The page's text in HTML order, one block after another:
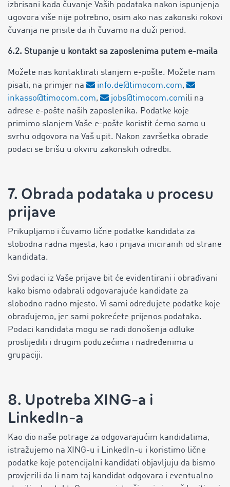
izbrisani kada čuvanje Vaših podataka nakon ispunjenja
ugovora više nije potrebno, osim ako nas zakonski rokovi
čuvanja ne prisile da ih čuvamo na duži period.
6.2. Stupanje u kontakt sa zaposlenima putem e-maila
Možete nas kontaktirati slanjem e-pošte. Možete nam
pisati, na primjer na
info.de@timocom.com,
inkasso@timocom.com, jobs@timocom.comili na
adrese e-pošte naših zaposlenika. Podatke koje
primimo slanjem Vaše e-pošte koristit ćemo samo u
svrhu odgovora na Vaš upit. Nakon završetka obrade
podaci se brišu u okviru zakonskih odredbi.
7. Obrada podataka u procesu
prijave
Prikupljamo i čuvamo lične podatke kandidata za
slobodna radna mjesta, kao i prijava iniciranih od strane
kandidata.
Svi podaci iz Vaše prijave bit će evidentirani i obrađivani
kako bismo odabrali odgovarajuće kandidate za
slobodno radno mjesto. Vi sami određujete podatke koje
obrađujemo, jer sami pokrećete prijenos podataka.
Podaci kandidata mogu se radi donošenja odluke
proslijediti i drugim poduzećima i nadređenima u
grupaciji.
8. Upotreba XING-a i
LinkedIn-a
Kao dio naše potrage za odgovarajućim kandidatima,
istražujemo na XING-u i LinkedIn-u i koristimo lične
podatke koje potencijalni kandidati objavljuju da bismo
provjerili da li nam taj kandidat odgovara i eventualno